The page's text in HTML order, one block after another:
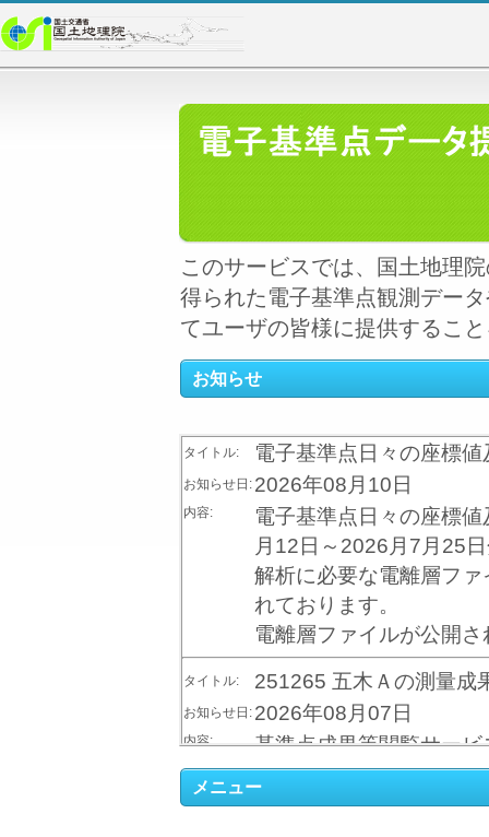
このサービスでは、国土地理
得られた電子基準点観測デー
てユーザの皆様に提供するこ
お知らせ
タイトル: 電子基準点日々の座標
お知らせ日: 2026年08月10日
内容:
電子基準点日々の座標
月12日～2026月7月25
解析に必要な電離層フ
れております。
電離層ファイルが公開
タイトル: 251265 五木Ａの測量成
お知らせ日: 2026年08月07日
内容:
基準点成果等閲覧サー
Ａ（251265）」の平面
令和8年7月8日～30日の
メニュー